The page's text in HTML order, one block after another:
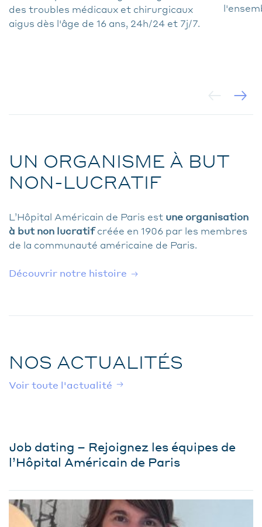
des troubles médicaux et chirurgicaux
aigus dès l'âge de 16 ans, 24h/24 et 7j/7.
UN ORGANISME À BUT
NON-LUCRATIF
L’Hôpital Américain de Paris est une organisation
à but non lucratifcréée en 1906 par les membres
de la communauté américaine de Paris.
Découvrir notre histoire
NOS ACTUALITÉS
Voir toute l'actualité
Job dating – Rejoignez les équipes de
l’Hôpital Américain de Paris